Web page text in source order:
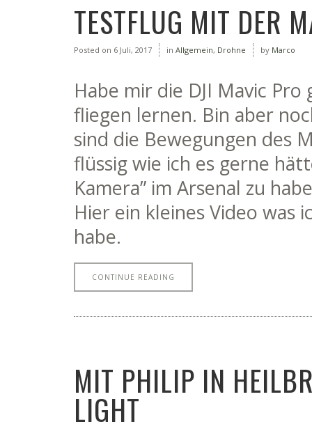
TESTFLUG MIT DER
Posted on 6 Juli, 2017 in Allgemein, Drohne by Marco
Habe mir die DJI Mavic
fliegen lernen. Bin aber
sind die Bewegungen des
flüssig wie ich es gerne
Kamera” im Arsenal zu
Hier ein kleines Video was
habe.
CONTINUE READING
MIT PHILIP IN
LIGHT